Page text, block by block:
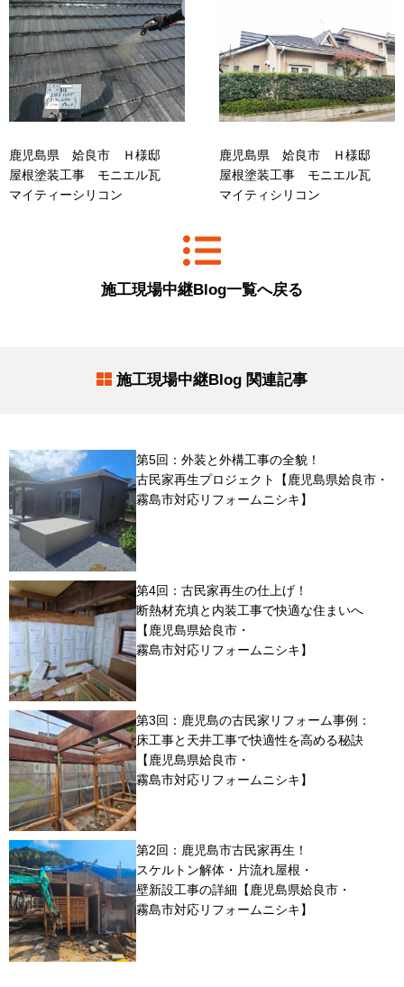
鹿児島県 姶良市 Ｈ様邸
屋根塗装工事 モニエル瓦
マイティーシリコン
施工現場中継Blog一覧へ戻る
鹿児島県 姶良市 Ｈ様邸
屋根塗装工事 モニエル瓦
マイティシリコン
施工現場中継Blog 関連記事
第5回：外装と外構工事の全貌！
古民家再生プロジェクト【鹿児島県姶良市・
霧島市対応リフォームニシキ】
第4回：古民家再生の仕上げ！
断熱材充填と内装工事で快適な住まいへ
【鹿児島県姶良市・
霧島市対応リフォームニシキ】
第3回：鹿児島の古民家リフォーム事例：
床工事と天井工事で快適性を高める秘訣
【鹿児島県姶良市・
霧島市対応リフォームニシキ】
第2回：鹿児島市古民家再生！
スケルトン解体・片流れ屋根・
壁新設工事の詳細【鹿児島県姶良市・
霧島市対応リフォームニシキ】